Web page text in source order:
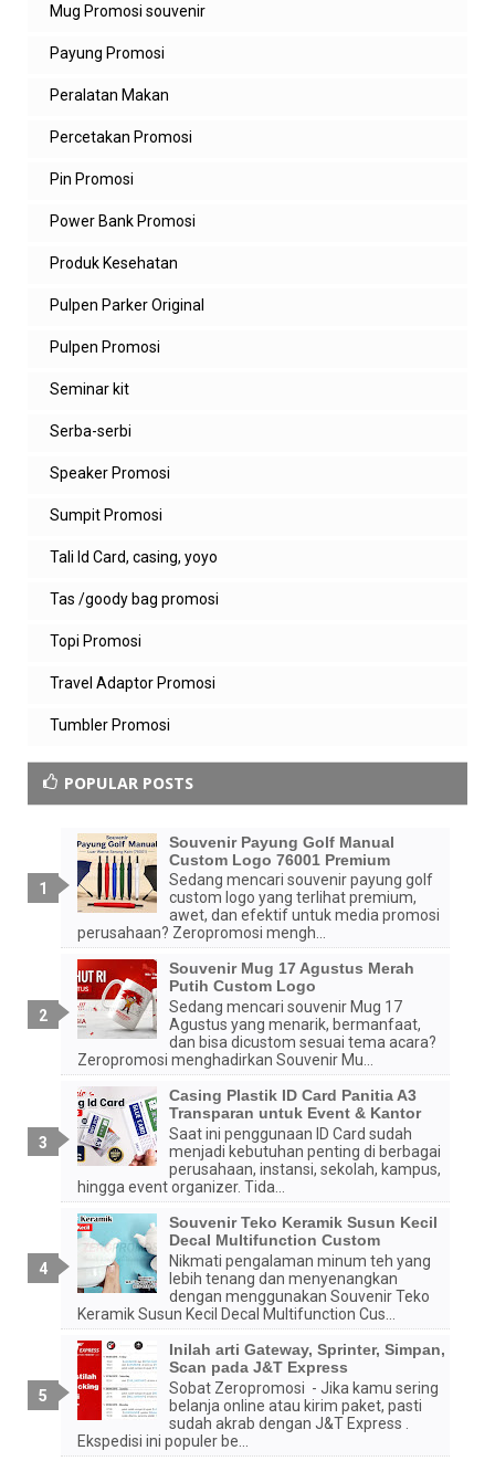
Mug Promosi souvenir
Payung Promosi
Peralatan Makan
Percetakan Promosi
Pin Promosi
Power Bank Promosi
Produk Kesehatan
Pulpen Parker Original
Pulpen Promosi
Seminar kit
Serba-serbi
Speaker Promosi
Sumpit Promosi
Tali Id Card, casing, yoyo
Tas /goody bag promosi
Topi Promosi
Travel Adaptor Promosi
Tumbler Promosi
POPULAR POSTS
Souvenir Payung Golf Manual
Custom Logo 76001 Premium
Sedang mencari souvenir payung golf
custom logo yang terlihat premium,
awet, dan efektif untuk media promosi
perusahaan? Zeropromosi mengh...
Souvenir Mug 17 Agustus Merah
Putih Custom Logo
Sedang mencari souvenir Mug 17
Agustus yang menarik, bermanfaat,
dan bisa dicustom sesuai tema acara?
Zeropromosi menghadirkan Souvenir Mu...
Casing Plastik ID Card Panitia A3
Transparan untuk Event & Kantor
Saat ini penggunaan ID Card sudah
menjadi kebutuhan penting di berbagai
perusahaan, instansi, sekolah, kampus,
hingga event organizer. Tida...
Souvenir Teko Keramik Susun Kecil
Decal Multifunction Custom
Nikmati pengalaman minum teh yang
lebih tenang dan menyenangkan
dengan menggunakan Souvenir Teko
Keramik Susun Kecil Decal Multifunction Cus...
Inilah arti Gateway, Sprinter, Simpan,
Scan pada J&T Express
Sobat Zeropromosi - Jika kamu sering
belanja online atau kirim paket, pasti
sudah akrab dengan J&T Express .
Ekspedisi ini populer be...